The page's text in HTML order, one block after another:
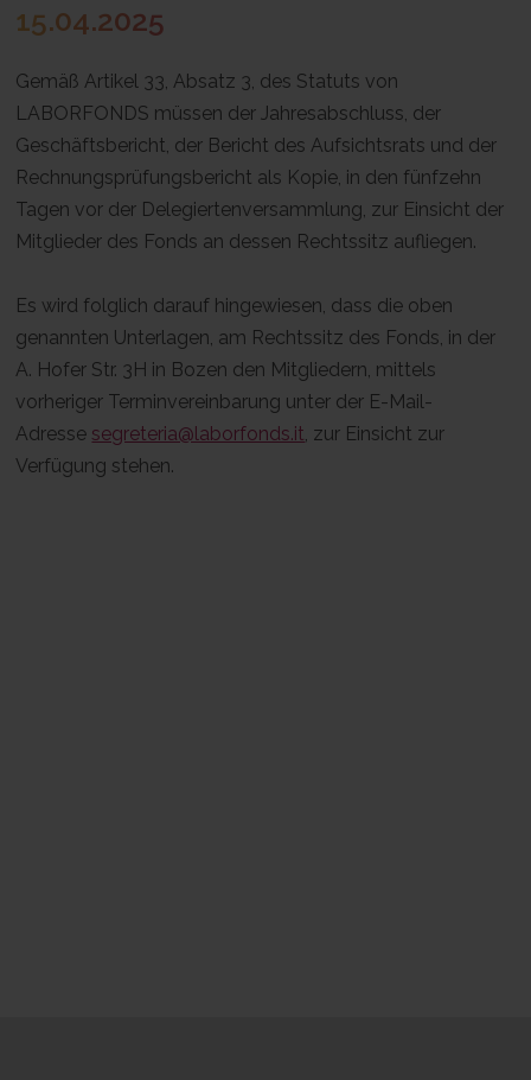
15.04.2025
Gemäß Artikel 33, Absatz 3, des Statuts von
LABORFONDS müssen der Jahresabschluss, der
Geschäftsbericht, der Bericht des Aufsichtsrats und der
Rechnungsprüfungsbericht als Kopie, in den fünfzehn
Tagen vor der Delegiertenversammlung, zur Einsicht der
Mitglieder des Fonds an dessen Rechtssitz aufliegen.
Es wird folglich darauf hingewiesen, dass die oben
genannten Unterlagen, am Rechtssitz des Fonds, in der
A. Hofer Str. 3H in Bozen den Mitgliedern, mittels
vorheriger Terminvereinbarung unter der E-Mail-
Adresse segreteria@laborfonds.it , zur Einsicht zur
Verfügung stehen.